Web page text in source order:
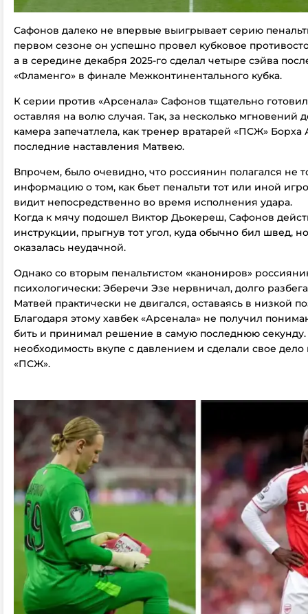
Сафонов далеко не впервые выигрывает серию
первом сезоне он успешно провел кубковое
а в середине декабря 2025-го сделал четыре сэйва
«Фламенго» в финале Межконтинентального кубка.
К серии против «Арсенала» Сафонов тщательно
оставляя на волю случая. Так, за несколько мгновений
камера запечатлела, как тренер вратарей «ПСЖ» Борха
последние наставления Матвею.
Впрочем, было очевидно, что россиянин полагался не
информацию о том, как бьет пенальти тот или иной
видит непосредственно во время исполнения удара.
Когда к мячу подошел Виктор Дьокереш, Сафонов
инструкции, прыгнув тот угол, куда обычно бил швед, но
оказалась неудачной.
Однако со вторым пенальтистом «канониров»
психологически: Эберечи Эзе нервничал, долго
Матвей практически не двигался, оставаясь в низкой
Благодаря этому хавбек «Арсенала» не получил
бить и принимал решение в самую последнюю секунду.
необходимость вкупе с давлением и сделали свое дело
«ПСЖ».